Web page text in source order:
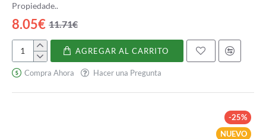
Propiedade..
8.05€ 11.71€
Colágeno
con
magnesio
AGREGAR AL CARRITO
Compra Ahora Hacer una Pregunta
NUEVO
-25%